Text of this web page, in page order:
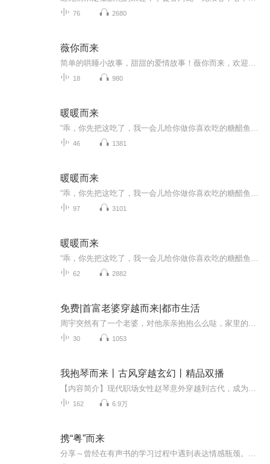
76 2680
薇你而来
18 980
暖暖而来
46 1381
暖暖而来
97 3101
暖暖而来
62 2882
免费|首富老婆穿越而来|都市生活
30 1053
我抱琴而来丨古风穿越玄幻丨精品双播
162 6.9万
携“粤”而来